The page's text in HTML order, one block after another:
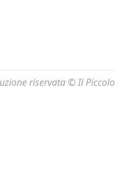
riservata © Il Piccolo